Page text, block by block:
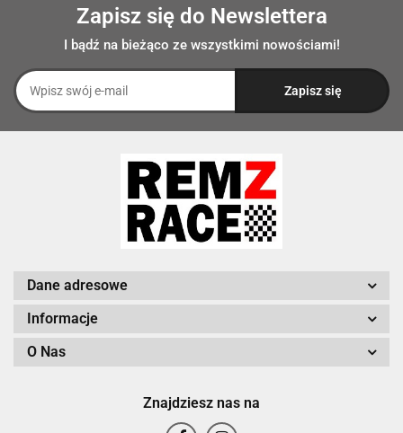
Zapisz się do Newslettera
I bądź na bieżąco ze wszystkimi nowościami!
Dane adresowe
Informacje
O Nas
Znajdziesz nas na